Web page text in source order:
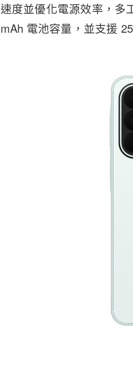
速度並優化電源效率，多
mAh 電池容量，並支援